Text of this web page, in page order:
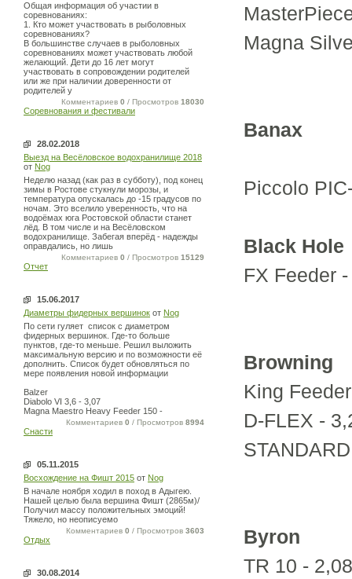
Общая информация об участии в
соревнованиях:
1. Кто может участвовать в рыболовных
соревнованиях?
В большинстве случаев в рыболовных
соревнованиях может участвовать любой
желающий. Дети до 16 лет могут
участвовать в сопровождении родителей
или же при наличии доверенности от
родителей у
Комментариев 0 / Просмотров 18030
Соревнования и фестивали
28.02.2018
Выезд на Весёловское водохранилище 2018
от Nog
Неделю назад (как раз в субботу), под конец
зимы в Ростове стукнули морозы, и
температура опускалась до -15 градусов по
ночам. Это вселило уверенность, что на
водоёмах юга Ростовской области станет
лёд. В том числе и на Весёловском
водохранилище. Забегая вперёд - надежды
оправдались, но лишь
Комментариев 0 / Просмотров 15129
Отчет
15.06.2017
Диаметры фидерных вершинок от Nog
По сети гуляет список с диаметром
фидерных вершинок. Где-то больше
пунктов, где-то меньше. Решил выложить
максимальную версию и по возможности её
дополнить. Список будет обновляться по
мере появления новой информации
Balzer
Diabolo VI 3,6 - 3,07
Magna Maestro Heavy Feeder 150 -
Комментариев 0 / Просмотров 8994
Снасти
05.11.2015
Восхождение на Фишт 2015 от Nog
В начале ноября ходил в поход в Адыгею.
Нашей целью была вершина Фишт (2865м)/
Получил массу положительных эмоций!
Тяжело, но неописуемо
Комментариев 0 / Просмотров 3603
Отдых
30.08.2014
Magna
Banax
Piccolo
Black Hole
FX Feeder
Browning
King
D-FLEX -
Byron
TR 10 -